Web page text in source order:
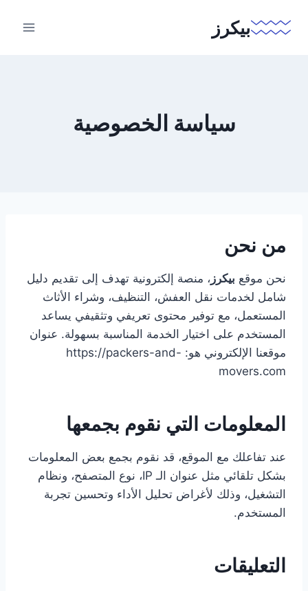
بيكرز
سياسة الخصوصية
من نحن
نحن موقع بيكرز ، منصة إلكترونية تهدف إلى تقديم دليل
شامل لخدمات نقل العفش، التنظيف، وشراء الأثاث
المستعمل، مع توفير محتوى تعريفي وتثقيفي يساعد
المستخدم على اختيار الخدمة المناسبة بسهولة. عنوان
موقعنا الإلكتروني هو: https://packers-and-
movers.com
المعلومات التي نقوم بجمعها
عند تفاعلك مع الموقع، قد نقوم بجمع بعض المعلومات
بشكل تلقائي مثل عنوان الـ IP، نوع المتصفح، ونظام
التشغيل، وذلك لأغراض تحليل الأداء وتحسين تجربة
المستخدم.
التعليقات